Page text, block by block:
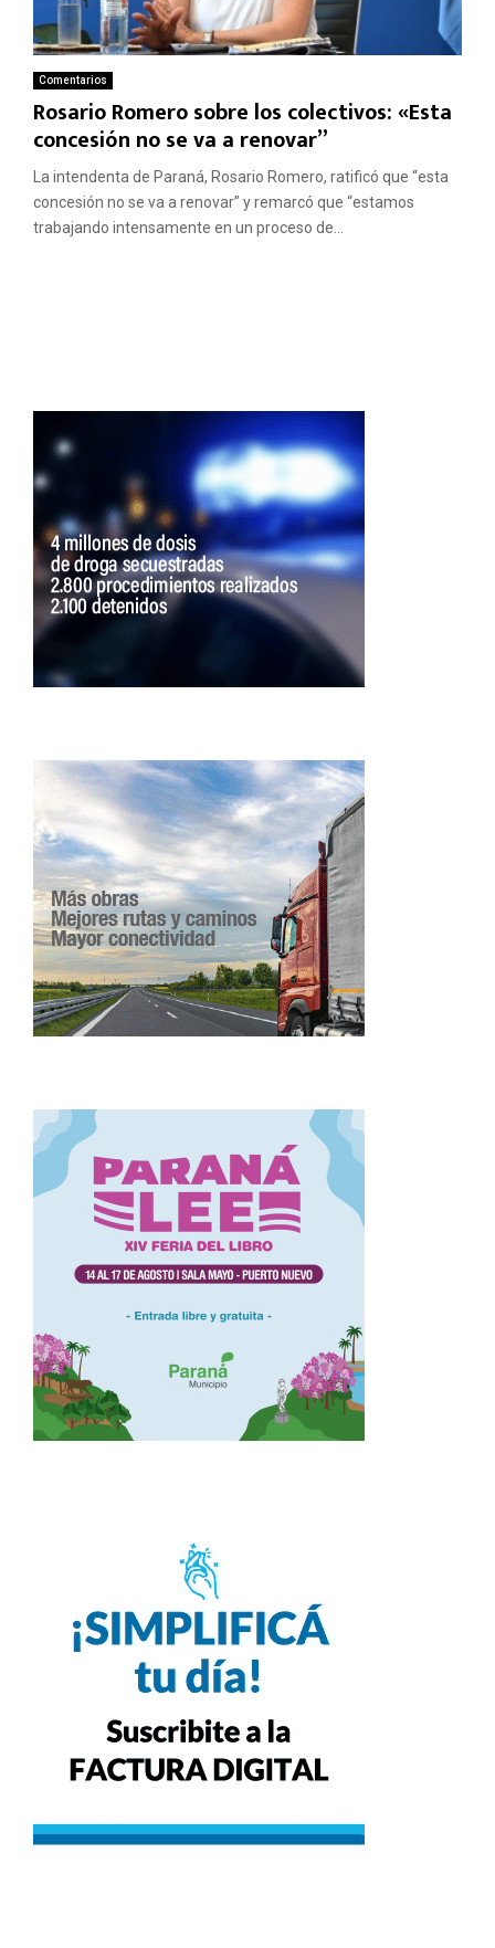
Comentarios
Rosario Romero sobre los colectivos: «Esta
concesión no se va a renovar”
La intendenta de Paraná, Rosario Romero, ratificó que “esta
concesión no se va a renovar” y remarcó que “estamos
trabajando intensamente en un proceso de...